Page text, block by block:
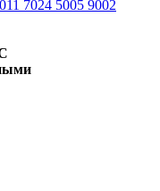
7024 5005 9002